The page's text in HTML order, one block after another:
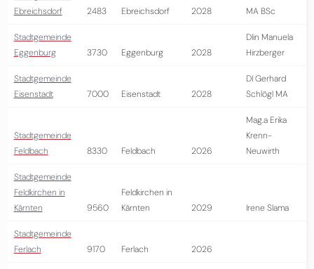
Ebreichsdorf
2483 Ebreichsdorf 2028
MA BSc
Stadtgemeinde
Eggenburg
3730 Eggenburg 2028
DIin Manuela
Hirzberger
Stadtgemeinde
Eisenstadt
7000 Eisenstadt 2028
DI Gerhard
Schlögl MA
Stadtgemeinde
Feldbach
8330 Feldbach 2026
Mag.a Erika
Krenn-
Neuwirth
Stadtgemeinde
Feldkirchen in
Kärnten
9560
Feldkirchen in
Kärnten
2029 Irene Slama
Stadtgemeinde
Ferlach
9170 Ferlach 2026